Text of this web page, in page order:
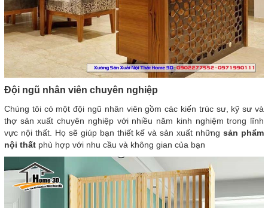
Đội ngũ nhân viên chuyên nghiệp
Chúng tôi có một đội ngũ nhân viên gồm các kiến trúc sư, kỹ sư và
thợ sản xuất chuyên nghiệp với nhiều năm kinh nghiệm trong lĩnh
vực nội thất. Họ sẽ giúp bạn thiết kế và sản xuất nhữngsản phẩm
nội thất phù hợp với nhu cầu và không gian của bạn